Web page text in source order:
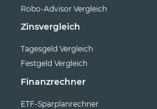
Robo-Advisor Vergleich
Zinsvergleich
Tagesgeld Vergleich
Festgeld Vergleich
Finanzrechner
ETF-Sparplanrechner